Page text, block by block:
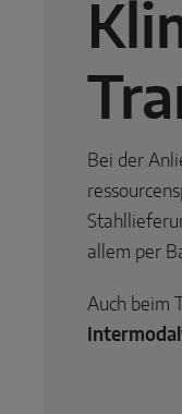
Bei der
allem per
Auch beim